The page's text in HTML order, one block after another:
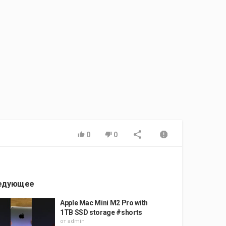
0 0
Apple Mac Mini M2 Pro with
1TB SSD storage #shorts
от admin